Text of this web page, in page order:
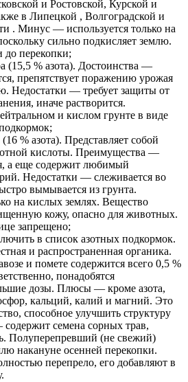
и Ростовской, Курской и
в Липецкой , Волгоградской и
. Минус — используется только на
сильно подкисляет землю.
до перекопки;
(15,5 % азота). Достоинства —
препятствует поражению урожая
Недостатки — требует защиты от
иначе растворится.
и кислом грунте в виде
% азота). Представляет собой
кислоты. Преимущества —
а еще содержит любимый
Недостатки — слеживается во
вымывается из грунта.
на кислых землях. Вещество
кожу, опасно для животных.
запрещено;
в список азотных подкормок.
и распространенная органика.
и помете содержится всего 0,5 %
понадобятся
дозы. Плюсы — кроме азота,
кальций, калий и магний. Это
способное улучшить структуру
семена сорных трав,
Полуперепревший (не свежий)
накануне осенней перекопки.
перепрело, его добавляют в